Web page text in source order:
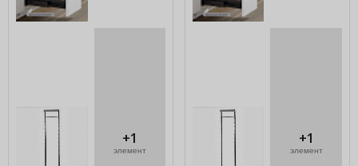
+1
элемент
+1
элемент